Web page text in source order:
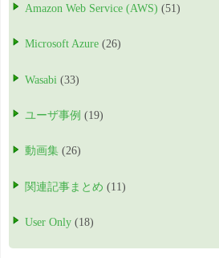
Amazon Web Service (AWS) (51)
Microsoft Azure (26)
Wasabi (33)
ユーザ事例 (19)
動画集 (26)
関連記事まとめ (11)
User Only (18)